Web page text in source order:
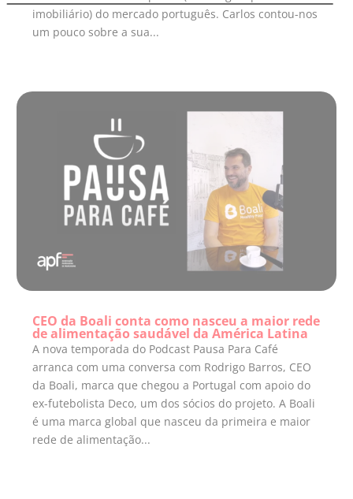
imobiliário) do mercado português. Carlos contou-nos
um pouco sobre a sua...
CEO da Boali conta como nasceu a maior rede
de alimentação saudável da América Latina
A nova temporada do Podcast Pausa Para Café
arranca com uma conversa com Rodrigo Barros, CEO
da Boali, marca que chegou a Portugal com apoio do
ex-futebolista Deco, um dos sócios do projeto. A Boali
é uma marca global que nasceu da primeira e maior
rede de alimentação...